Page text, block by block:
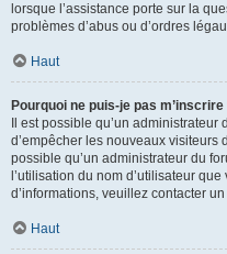
lorsque l’assistance porte sur la
problèmes d’abus ou d’ordres
Haut
Pourquoi ne puis-je pas m’inscrire
Il est possible qu’un
d’empêcher les nouveaux visiteurs
possible qu’un administrateur du
l’utilisation du nom d’utilisateur
d’informations, veuillez contacter
Haut